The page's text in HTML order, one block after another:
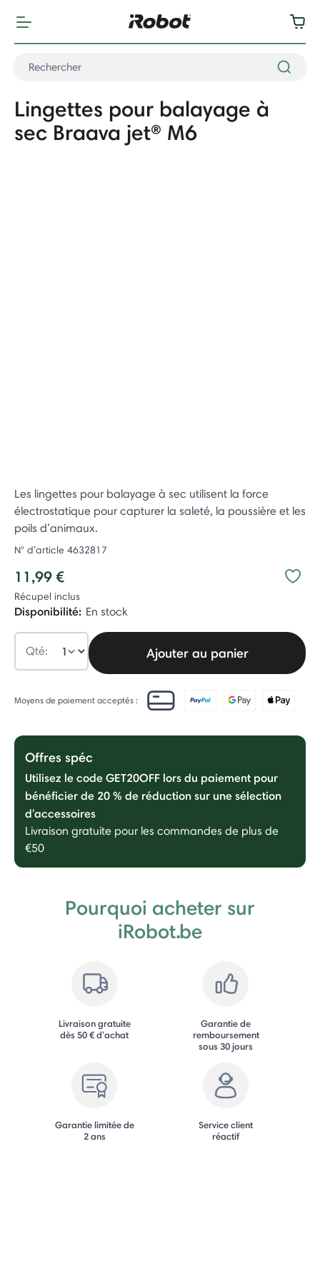
Lingettes pour balayage à
sec Braava jet® M6
Les lingettes pour balayage à sec utilisent la force
électrostatique pour capturer la saleté, la poussière et les
poils d’animaux.
N° d’article 4632817
11,99 €
Récupel inclus
Disponibilité: En stock
Qté: Ajouter au panier
Moyens de paiement acceptés :
Offres spéc
Utilisez le code GET20OFF lors du paiement pour
bénéficier de 20 % de réduction sur une sélection
d'accessoires
Livraison gratuite pour les commandes de plus de
€50
Pourquoi acheter sur
iRobot.be
Livraison gratuite
dès 50 € d'achat
Garantie de
remboursement
sous 30 jours
Garantie limitée de
2 ans
Service client
réactif